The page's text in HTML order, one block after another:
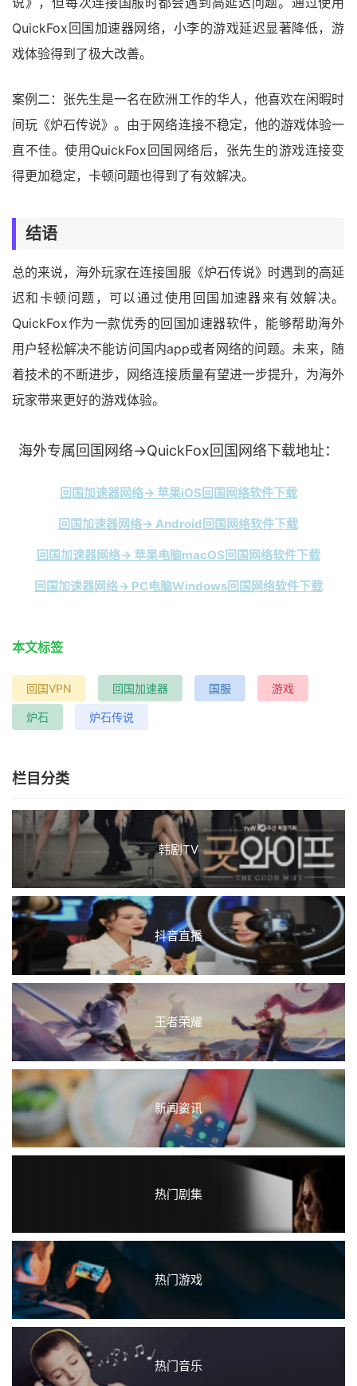
QuickFox回国加速器网络，小李的游戏延迟显著降低，游
戏体验得到了极大改善。
案例二：张先生是一名在欧洲工作的华人，他喜欢在闲暇时
间玩《炉石传说》。由于网络连接不稳定，他的游戏体验一
直不佳。使用QuickFox回国网络后，张先生的游戏连接变
得更加稳定，卡顿问题也得到了有效解决。
结语
总的来说，海外玩家在连接国服《炉石传说》时遇到的高延
迟和卡顿问题，可以通过使用回国加速器来有效解决。
QuickFox作为一款优秀的回国加速器软件，能够帮助海外
用户轻松解决不能访问国内app或者网络的问题。未来，随
着技术的不断进步，网络连接质量有望进一步提升，为海外
玩家带来更好的游戏体验。
海外专属回国网络→QuickFox回国网络下载地址：
回国加速器网络→ 苹果iOS回国网络软件下载
回国加速器网络→ Android回国网络软件下载
回国加速器网络→ 苹果电脑macOS回国网络软件下载
回国加速器网络→ PC电脑Windows回国网络软件下载
本文标签
回国VPN 回国加速器 国服 游戏
炉石 炉石传说
栏目分类
韩剧TV
抖音直播
王者荣耀
新闻资讯
热门剧集
热门游戏
热门音乐